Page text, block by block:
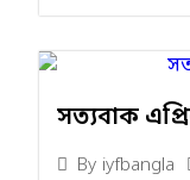
সত্যবাক
By iyfbangla